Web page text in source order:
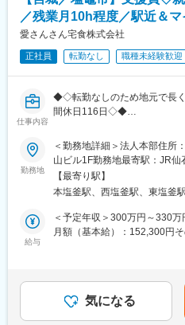
ばれています。
■組織構成
全国32拠点、施術師約550名
■業務の魅力
資格や技術を活かし、ご利用
さを両立できます。
■教育体制
入社後は2日間のオンライン
ポート、教育支援制度など未
制を整えています。
／残業月10h程度／駅近＆
愛さんさん宅食株式会社
正社員 転勤なし 職種未経験歓迎
仕事内容
◆◇転勤なしのため地元で長
間休日116日◇◆
■業務概要：
就労支援事業の支援職を募集
を行っており、送迎の運転業
障がい・難病をお持ちの方々
■業務内容詳細：
◇障がいをお持ちの方への仕
◇各自の目標の把握と達成状
験してみて下さい。
※資格保有者がおりますので
す。
勤務地
＜勤務地詳細＞法人本部住所
山ビル1F勤務地最寄駅：JR仙
全面禁煙変更の範囲：会社の
【最寄り駅】
本塩釜駅、西塩釜駅、東塩釜駅
給与
＜予定年収＞300万円～330
月額（基本給）：152,300円
業手当＞有＜給与補足＞※給
定（プラス成果あり）■昇給
実績）■賞与：年2回（
気になる